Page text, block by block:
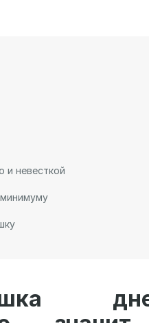
и невесткой